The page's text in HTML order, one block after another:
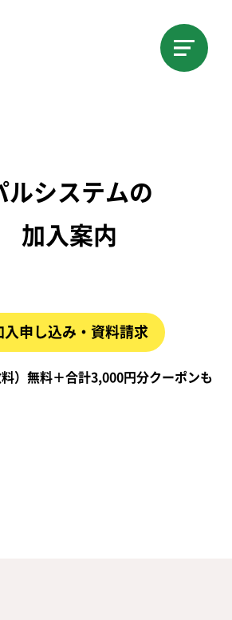
ルシステムの
加入案内
入申し込み・資料請求
）無料＋合計3,000円分クーポンも